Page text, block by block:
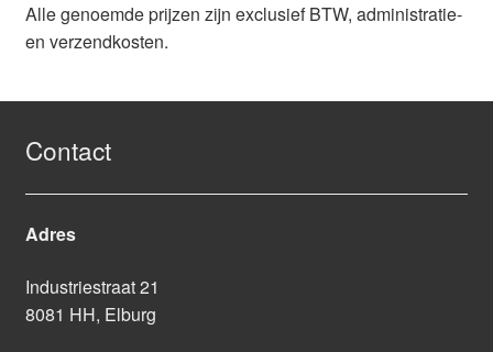
Alle genoemde prijzen zijn exclusief BTW, administratie-
en verzendkosten.
Contact
Adres
Industriestraat 21
8081 HH, Elburg